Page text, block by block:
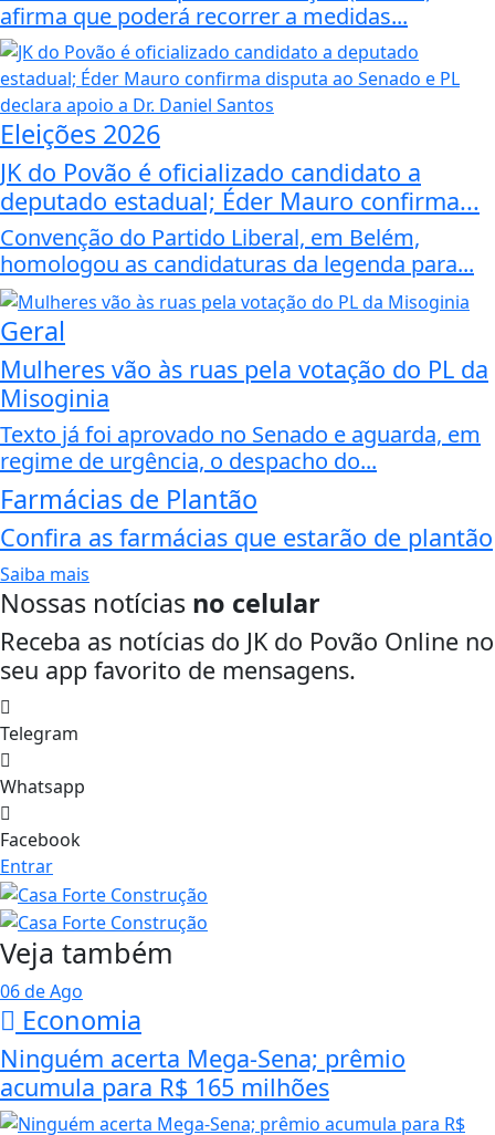
afirma que poderá recorrer a medidas...
Eleições 2026
JK do Povão é oficializado candidato a
deputado estadual; Éder Mauro confirma...
Convenção do Partido Liberal, em Belém,
homologou as candidaturas da legenda para...
Geral
Mulheres vão às ruas pela votação do PL da
Misoginia
Texto já foi aprovado no Senado e aguarda, em
regime de urgência, o despacho do...
Farmácias de Plantão
Confira as farmácias que estarão de plantão
Saiba mais
Nossas notícias no celular
Receba as notícias do JK do Povão Online no
seu app favorito de mensagens.
Telegram
Whatsapp
Facebook
Entrar
Veja também
06 de Ago
Economia
Ninguém acerta Mega-Sena; prêmio
acumula para R$ 165 milhões